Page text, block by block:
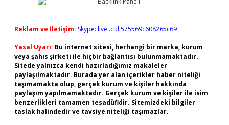
Reklam ve İletişim: Skype: live:.cid.575569c608265c69
Yasal Uyarı: Bu internet sitesi, herhangi bir marka, kurum
veya şahıs şirketi ile hiçbir bağlantısı bulunmamaktadır.
Sitede yalnızca kendi hazırladığımız makaleler
paylaşılmaktadır. Burada yer alan içerikler haber niteliği
taşımamakta olup, gerçek kurum ve kişiler hakkında
paylaşım yapılmamaktadır. Gerçek kurum ve kişiler ile isim
benzerlikleri tamamen tesadüfidir. Sitemizdeki bilgiler
taslak halindedir ve tavsiye niteliği taşımazlar.